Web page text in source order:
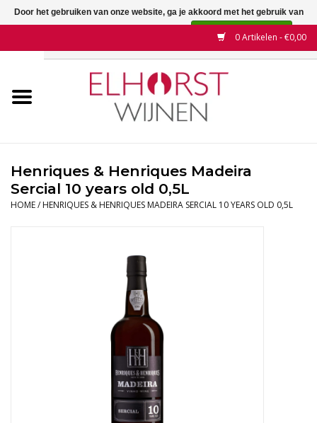
0 Artikelen - €0,00
Wijnen
Wijnhuizen
Henriques & Henriques Madeira
Sercial 10 years old 0,5L
HOME/ HENRIQUES & HENRIQUES MADEIRA SERCIAL 10 YEARS OLD 0,5L
Door het gebruiken van onze website, ga je akkoord met het gebruik van